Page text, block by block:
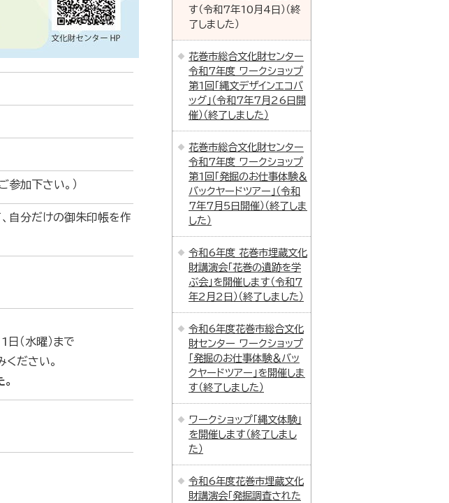
加下さい。）
自分だけの御朱印帳を作
（水曜）まで
ださい。
す（令和7年10月4日）（終
了しました）
花巻市総合文化財センター
令和7年度 ワークショップ
第1回「縄文デザインエコバ
ッグ」（令和7年7月26日開
催）（終了しました）
花巻市総合文化財センター
令和7年度 ワークショップ
第1回「発掘のお仕事体験＆
バックヤードツアー」（令和
7年7月5日開催）（終了しま
した）
令和6年度 花巻市埋蔵文化
財講演会「花巻の遺跡を学
ぶ会」を開催します（令和7
年2月2日）（終了しました）
令和6年度花巻市総合文化
財センター ワークショップ
「発掘のお仕事体験＆バッ
クヤードツアー」を開催しま
す（終了しました）
ワークショップ「縄文体験」
を開催します（終了しまし
た）
令和6年度花巻市埋蔵文化
財講演会「発掘調査された